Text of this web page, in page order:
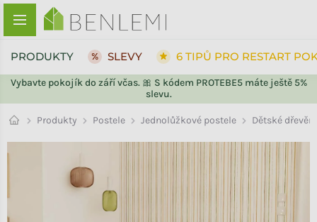
Přejít na obsah
Vybavte pokojík do září včas. 🎀 S kódem PROTEBE5 máte ještě 5%
slevu.
PRODUKTY SLEVY 6 TIPŮ PRO RESTART
Produkty Postele Jednolůžkové postele Dětské
ZPĚT DO OBCHODU